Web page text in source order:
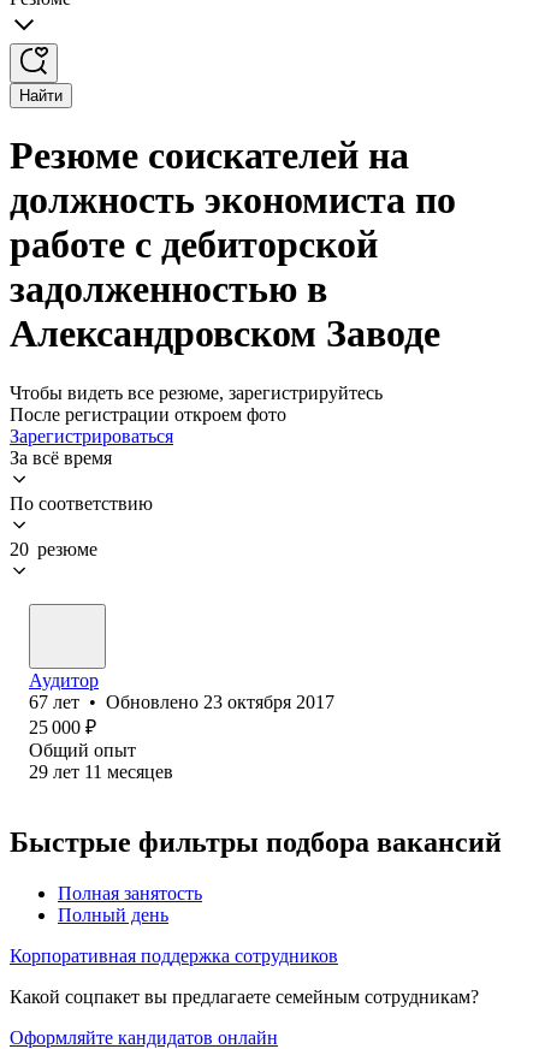
Найти
Резюме соискателей на
должность экономиста по
работе с дебиторской
задолженностью в
Александровском Заводе
Чтобы видеть все резюме, зарегистрируйтесь
После регистрации откроем фото
Зарегистрироваться
За всё время
По соответствию
20 резюме
Аудитор
67 лет • Обновлено 23 октября 2017
25 000 ₽
Общий опыт
29 лет 11 месяцев
Быстрые фильтры подбора вакансий
Полная занятость
Полный день
Корпоративная поддержка сотрудников
Какой соцпакет вы предлагаете семейным сотрудникам?
Оформляйте кандидатов онлайн